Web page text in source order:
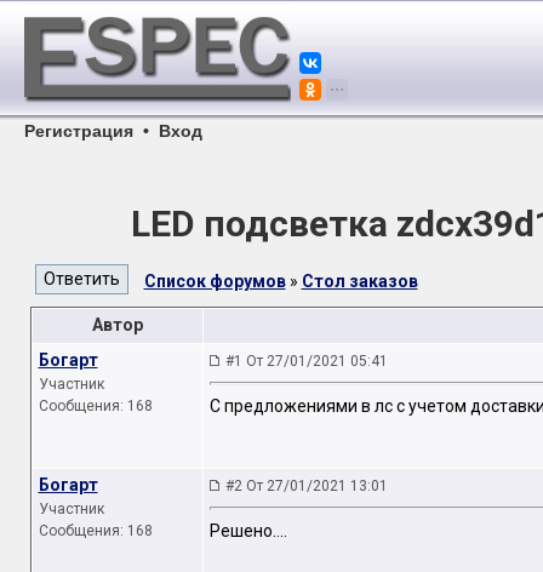
Регистрация • Вход
LED подсветка
Список форумов» Стол заказов
Автор
Богарт
Участник
Сообщения: 168
#1 От 27/01/2021 05:41
С предложениями в лс с учетом
Богарт
Участник
Сообщения: 168
#2 От 27/01/2021 13:01
Решено....